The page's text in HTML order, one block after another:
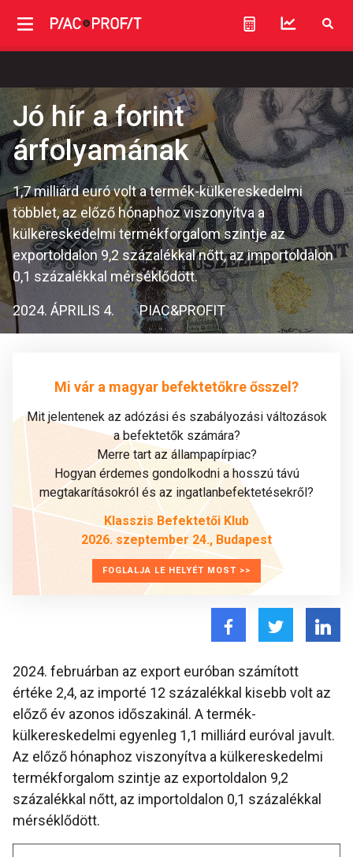
Jó hír a forint
árfolyamának
1,7 milliárd euró volt a termék-külkereskedelmi
többlet, az előző hónaphoz viszonyítva a
külkereskedelmi termékforgalom szintje az
exportoldalon 9,2 százalékkal nőtt, az importoldalon
0,1 százalékkal mérséklődött.
2024. ÁPRILIS 4. PIAC&PROFIT
Mi vár a magyar befektetőkre ősszel?
Mit jelentenek az adózási és szabályozási változások
a befektetők számára?
Merre tart az állampapírpiac?
Hogyan érdemes gondolkodni a hosszú távú
megtakarításokról és az ingatlanbefektetésekről?
Klasszis Befektetői Klub
2026. szeptember 24., Budapest
FOGLALJA LE HELYÉT MOST >>
2024. februárban az export euróban számított
értéke 2,4, az importé 12 százalékkal kisebb volt az
előző év azonos időszakinál. A termék-
külkereskedelmi egyenleg 1,1 milliárd euróval javult.
Az előző hónaphoz viszonyítva a külkereskedelmi
termékforgalom szintje az exportoldalon 9,2
százalékkal nőtt, az importoldalon 0,1 százalékkal
mérséklődött.